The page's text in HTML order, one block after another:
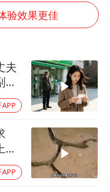
级WTT横滨冠军赛8强
两名乘客在飞机上因调节座椅起冲突
女儿为争财产堵门阻挠父亲出殡
开新局
验效果更佳
夫
总